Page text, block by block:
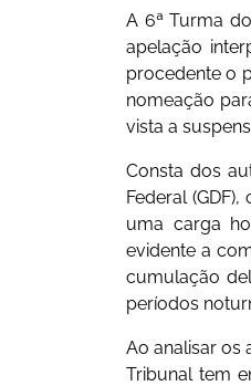
A 6ª Turma
apelação
procedente o
nomeação
vista a
Consta dos
Federal
uma carga
evidente a
cumulação
períodos
Ao analisar os
Tribunal tem